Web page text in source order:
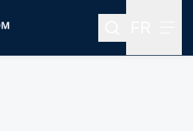
Rechercher